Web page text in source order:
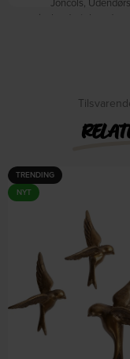
spisebordsstol med
TRENDING
NYT